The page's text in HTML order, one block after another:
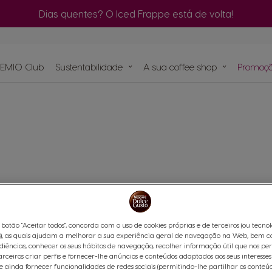
Dias quentes? O Iced Frappe está de volta!
Encomenda
Club Sustentabilidade A sua coffee shop
"Aceitar todos", concorda com o uso de cookies próprias e de terceiros (ou
as quais ajudam a melhorar a sua experiência geral de navegação na Web, bem
conhecer os seus hábitos de navegação, recolher informação útil que nos
criar perfis e fornecer-lhe anúncios e conteúdos adaptados aos seus
ainda fornecer funcionalidades de redes sociais (permitindo-lhe partilhar os